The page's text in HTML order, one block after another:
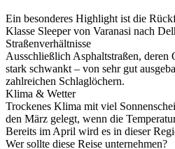
Ein besonderes Highlight ist die
Klasse Sleeper von Varanasi nach
Straßenverhältnisse
Ausschließlich Asphaltstraßen,
stark schwankt – von sehr gut
zahlreichen Schlaglöchern.
Klima & Wetter
Trockenes Klima mit viel
den März gelegt, wenn die
Bereits im April wird es in dieser
Wer sollte diese Reise unternehmen?